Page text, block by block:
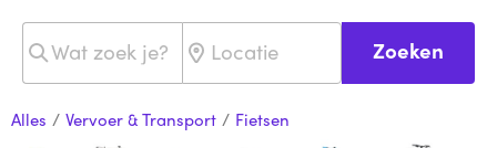
Zoeken
Alles / Vervoer & Transport / Fietsen